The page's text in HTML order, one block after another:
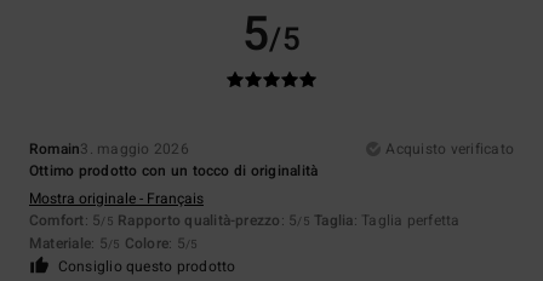
5/5
Romain3. maggio 2026
Acquisto verificato
Ottimo prodotto con un tocco di originalità
Mostra originale - Français
Comfort: 5/5 Rapporto qualità-prezzo: 5/5 Taglia: Taglia perfetta
Materiale: 5/5 Colore: 5/5
Consiglio questo prodotto